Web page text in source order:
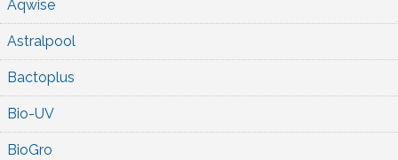
Aqwise
Astralpool
Bactoplus
Bio-UV
BioGro